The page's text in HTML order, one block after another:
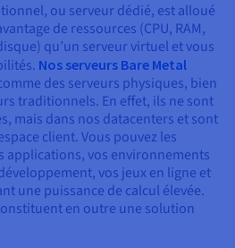
ou serveur dédié, est alloué
de ressources (CPU, RAM,
qu’un serveur virtuel et vous
Nos serveurs Bare Metal
des serveurs physiques, bien
traditionnels. En effet, ils ne sont
mais dans nos datacenters et sont
client. Vous pouvez les
applications, vos environnements
vos jeux en ligne et
une puissance de calcul élevée.
en outre une solution